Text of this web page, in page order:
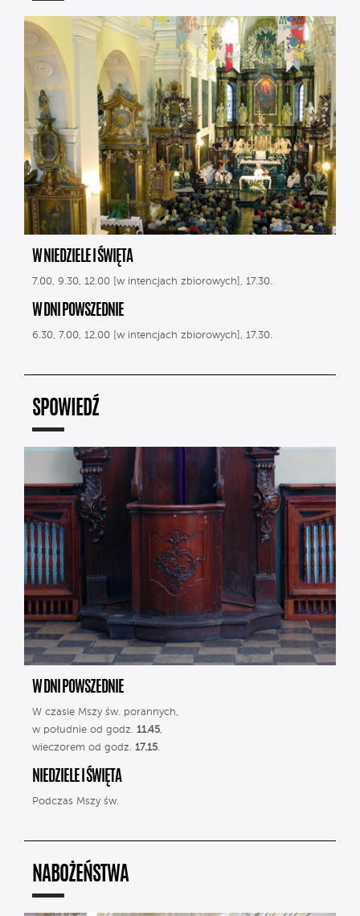
W NIEDZIELE I ŚWIĘTA
7.00, 9.30, 12.00 [w intencjach zbiorowych], 17.30.
W DNI POWSZEDNIE
6.30, 7.00, 12.00 [w intencjach zbiorowych], 17.30.
SPOWIEDŹ
W DNI POWSZEDNIE
W czasie Mszy św. porannych,
w południe od godz. 11.45
wieczorem od godz. 17.15
NIEDZIELE I ŚWIĘTA
Podczas Mszy św.
NABOŻEŃSTWA